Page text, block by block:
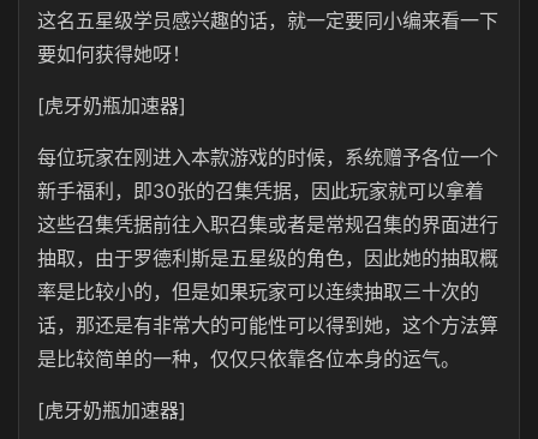
这名五星级学员感兴趣的话，就一定要同小编来看一下
要如何获得她呀！
[虎牙奶瓶加速器]
每位玩家在刚进入本款游戏的时候，系统赠予各位一个
新手福利，即30张的召集凭据，因此玩家就可以拿着
这些召集凭据前往入职召集或者是常规召集的界面进行
抽取，由于罗德利斯是五星级的角色，因此她的抽取概
率是比较小的，但是如果玩家可以连续抽取三十次的
话，那还是有非常大的可能性可以得到她，这个方法算
是比较简单的一种，仅仅只依靠各位本身的运气。
[虎牙奶瓶加速器]